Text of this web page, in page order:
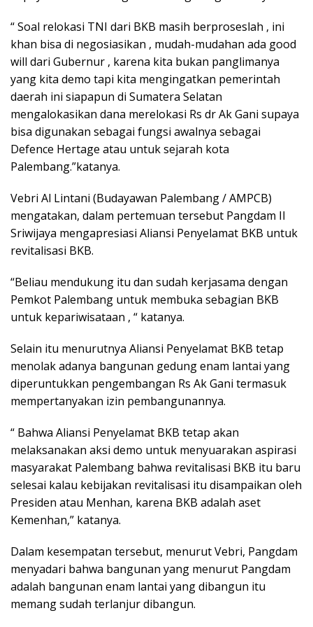
“ Soal relokasi TNI dari BKB masih berproseslah , ini
khan bisa di negosiasikan , mudah-mudahan ada good
will dari Gubernur , karena kita bukan panglimanya
yang kita demo tapi kita mengingatkan pemerintah
daerah ini siapapun di Sumatera Selatan
mengalokasikan dana merelokasi Rs dr Ak Gani supaya
bisa digunakan sebagai fungsi awalnya sebagai
Defence Hertage atau untuk sejarah kota
Palembang.”katanya.
Vebri Al Lintani (Budayawan Palembang / AMPCB)
mengatakan, dalam pertemuan tersebut Pangdam II
Sriwijaya mengapresiasi Aliansi Penyelamat BKB untuk
revitalisasi BKB.
“Beliau mendukung itu dan sudah kerjasama dengan
Pemkot Palembang untuk membuka sebagian BKB
untuk kepariwisataan , “ katanya.
Selain itu menurutnya Aliansi Penyelamat BKB tetap
menolak adanya bangunan gedung enam lantai yang
diperuntukkan pengembangan Rs Ak Gani termasuk
mempertanyakan izin pembangunannya.
“ Bahwa Aliansi Penyelamat BKB tetap akan
melaksanakan aksi demo untuk menyuarakan aspirasi
masyarakat Palembang bahwa revitalisasi BKB itu baru
selesai kalau kebijakan revitalisasi itu disampaikan oleh
Presiden atau Menhan, karena BKB adalah aset
Kemenhan,” katanya.
Dalam kesempatan tersebut, menurut Vebri, Pangdam
menyadari bahwa bangunan yang menurut Pangdam
adalah bangunan enam lantai yang dibangun itu
memang sudah terlanjur dibangun.